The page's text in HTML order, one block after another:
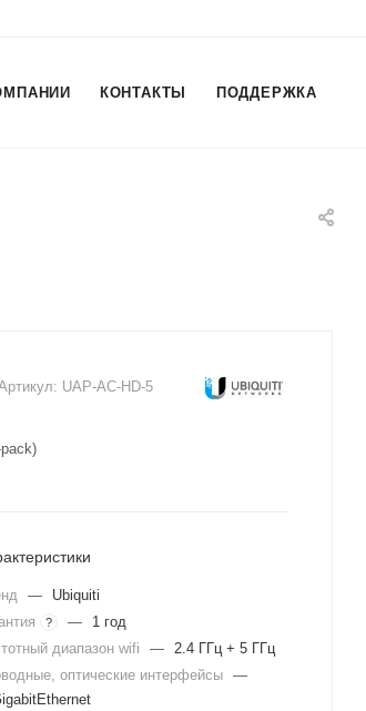
КОНТАКТЫ ПОДДЕРЖКА
UAP-AC-HD-5
—
Ubiquiti
? —
1 год
диапазон wifi
— 2.4 ГГц + 5 ГГц
оптические интерфейсы —